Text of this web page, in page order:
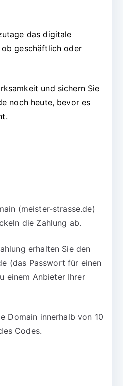
das digitale
ob geschäftlich oder
und sichern Sie
noch heute, bevor es
(meister-strasse.de)
die Zahlung ab.
erhalten Sie den
(das Passwort für einen
einem Anbieter Ihrer
Domain innerhalb von 10
Codes.